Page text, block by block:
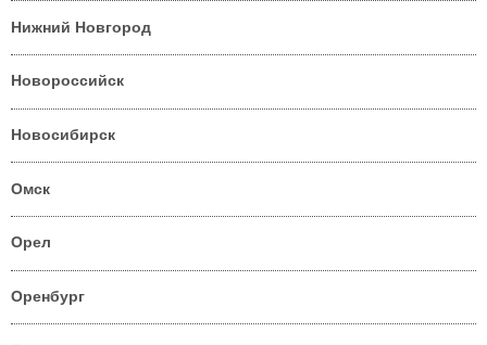
Нижний Новгород
Новороссийск
Новосибирск
Омск
Орел
Оренбург